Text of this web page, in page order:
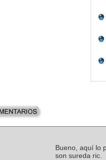
Bueno, aquí lo
son sureda ric.